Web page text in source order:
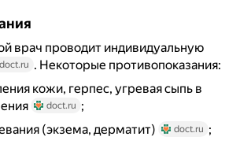
врач проводит индивидуальную
doct.ru . Некоторые противопоказания:
кожи, герпес, угревая сыпь в
doct.ru ;
(экзема, дерматит)
doct.ru ;